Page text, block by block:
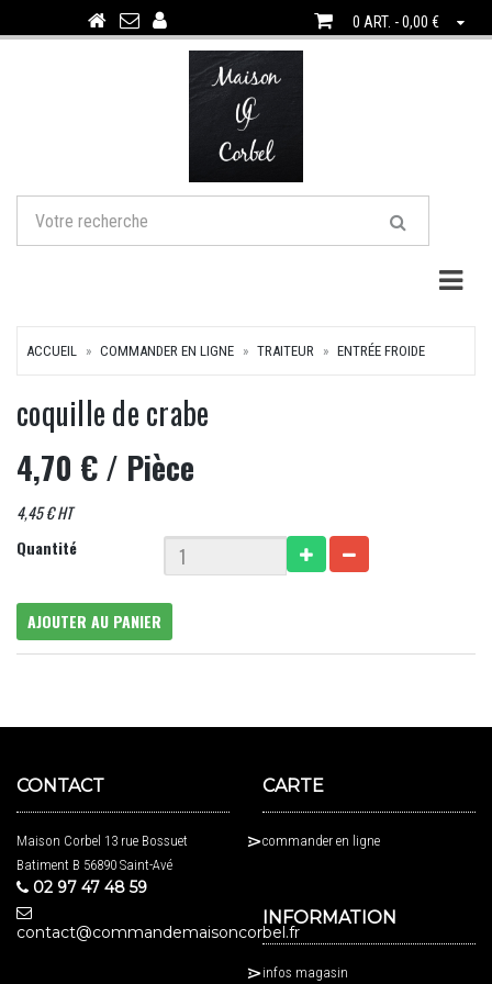
0 ART. - 0,00 €
ACCUEIL COMMANDER EN LIGNE TRAITEUR ENTRÉE FROIDE
coquille de crabe
4,70 €/ Pièce
4,45 € HT
Quantité
AJOUTER AU PANIER
CONTACT
Maison Corbel 13 rue Bossuet
Batiment B 56890 Saint-Avé
02 97 47 48 59
contact@commandemaisoncorbel.fr
CARTE
commander en ligne
INFORMATION
infos magasin